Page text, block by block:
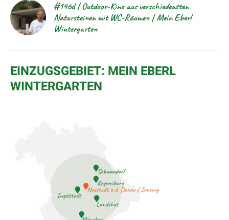
#146d | Outdoor-Kino aus verschiedensten
Natursteinen mit WC-Räumen | Mein Eberl
Wintergarten
EINZUGSGEBIET: MEIN EBERL
WINTERGARTEN